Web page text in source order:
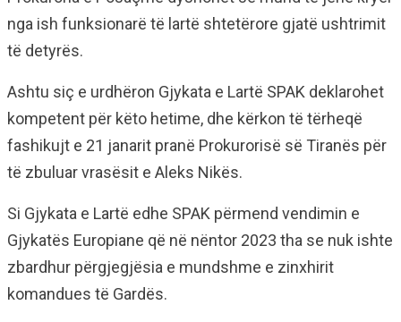
nga ish funksionarë të lartë shtetërore gjatë ushtrimit
të detyrës.
Ashtu siç e urdhëron Gjykata e Lartë SPAK deklarohet
kompetent për këto hetime, dhe kërkon të tërheqë
fashikujt e 21 janarit pranë Prokurorisë së Tiranës për
të zbuluar vrasësit e Aleks Nikës.
Si Gjykata e Lartë edhe SPAK përmend vendimin e
Gjykatës Europiane që në nëntor 2023 tha se nuk ishte
zbardhur përgjegjësia e mundshme e zinxhirit
komandues të Gardës.